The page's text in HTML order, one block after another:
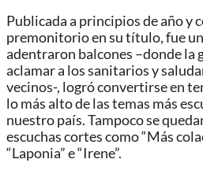
Publicada a principios de año y
premonitorio en su título, fue
adentraron balcones –donde la
aclamar a los sanitarios y
vecinos-, logró convertirse en
lo más alto de las temas más
nuestro país. Tampoco se
escuchas cortes como “Más
“Laponia” e “Irene”.